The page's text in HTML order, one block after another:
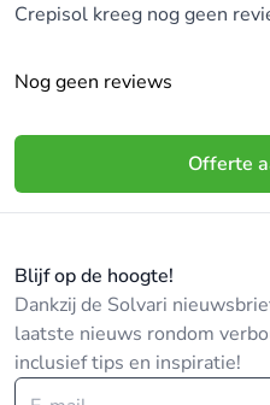
Crepisol kreeg nog geen
Nog geen reviews
Offerte
Blijf op de hoogte!
Dankzij de Solvari
laatste nieuws rondom
inclusief tips en inspiratie!